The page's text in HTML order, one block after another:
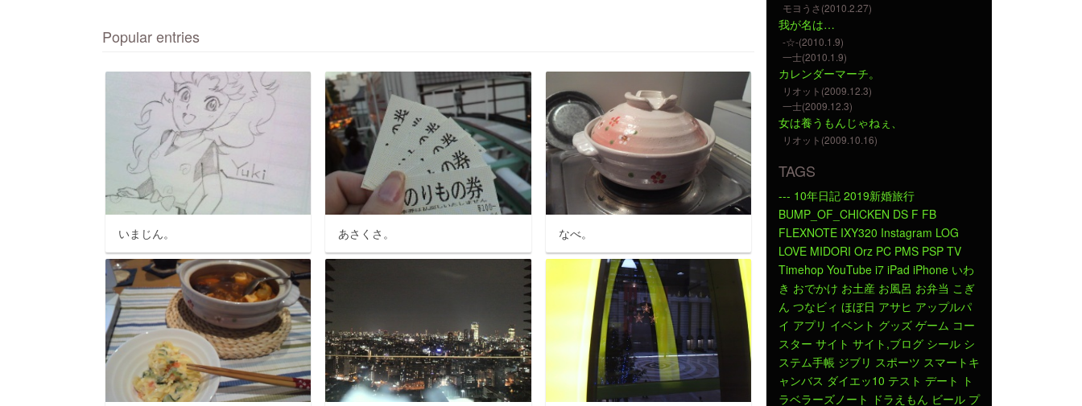
Popular entries
いまじん。 あさくさ。 なべ。
モヨうさ(2010.2.27)
我が名は…
-☆-(2010.1.9)
一士(2010.1.9)
カレンダーマーチ。
リオット(2009.12.3)
一士(2009.12.3)
女は養うもんじゃねぇ、
リオット(2009.10.16)
TAGS
--- 10年日記 2019新婚旅行
BUMP_OF_CHICKEN DS F FB
FLEXNOTE IXY320 Instagram LOG
LOVE MIDORI Orz PC PMS PSP TV
Timehop YouTube i7 iPad iPhone いわ
き おでかけ お土産 お風呂 お弁当 こぎ
ん つなビィ ほぼ日 アサヒ アップルパ
イ アプリ イベント グッズ ゲーム コー
スター サイト サイト,ブログ シール シ
ステム手帳 ジブリ スポーツ スマートキ
ャンバス ダイエッ10 テスト デート ト
ラベラーズノート ドラえもん ビール プ